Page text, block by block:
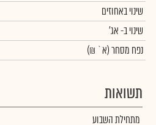
שינוי באחוזים
שינויב- אג'
נפח מסחר(א` ₪)
תשואות
מתחילת השבוע